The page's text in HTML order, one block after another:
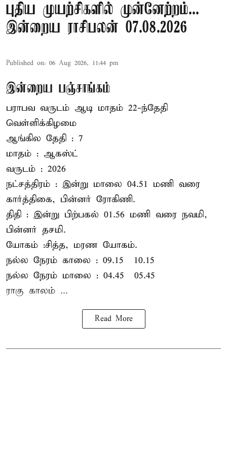
புதிய முயற்சிகளில் முன்னேற்றம்...
இன்றைய ராசிபலன் 07.08.2026
Published on: 06 Aug 2026, 11:44 pm
இன்றைய பஞ்சாங்கம்
பராபவ வருடம் ஆடி மாதம் 22-ந்தேதி
வெள்ளிக்கிழமை
ஆங்கில தேதி : 7
மாதம் : ஆகஸ்ட்
வருடம் : 2026
நட்சத்திரம் : இன்று மாலை 04.51 மணி வரை
கார்த்திகை, பின்னர் ரோகிணி.
திதி : இன்று பிற்பகல் 01.56 மணி வரை நவமி,
பின்னர் தசமி.
யோகம் :சித்த, மரண யோகம்.
நல்ல நேரம் காலை : 09.15 – 10.15
நல்ல நேரம் மாலை : 04.45 – 05.45
ராகு காலம் ...
Read More